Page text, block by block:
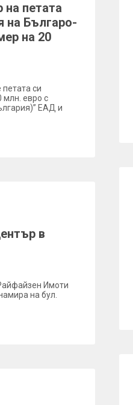
петата
на Българо-
на 20
си
млн. евро с
ЕАД и
в
Имоти
на бул.